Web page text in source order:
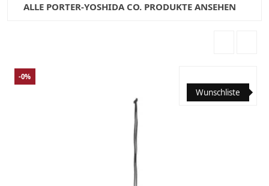
ALLE PORTER-YOSHIDA CO. PRODUKTE ANSEHEN
Wunschliste
-0%